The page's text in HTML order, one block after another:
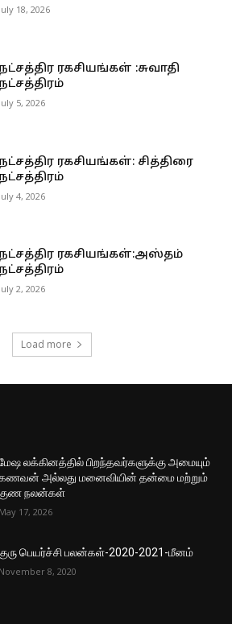
July 18, 2026
நட்சத்திர ரகசியங்கள் :சுவாதி
நட்சத்திரம்
July 5, 2026
நட்சத்திர ரகசியங்கள்: சித்திரை
நட்சத்திரம்
July 4, 2026
நட்சத்திர ரகசியங்கள்:அஸ்தம்
நட்சத்திரம்
July 2, 2026
Load more
லக்கினத்தில் பிறந்தவர்களுக்கு அமையும்
அல்லது மனைவியின் தன்மை மற்றும்
நலன்கள்
May 17, 2026
பெயர்ச்சி பலன்கள்-2020-2021-மீனம்
November 8, 2020